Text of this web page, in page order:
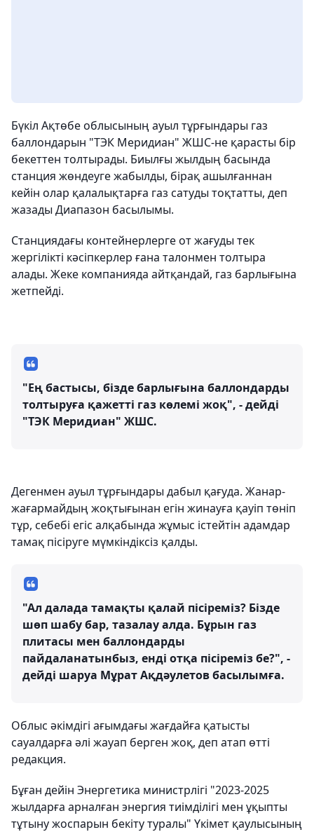
Бүкіл Ақтөбе облысының ауыл тұрғындары газ
баллондарын "ТЭК Меридиан" ЖШС-не қарасты бір
бекеттен толтырады. Биылғы жылдың басында
станция жөндеуге жабылды, бірақ ашылғаннан
кейін олар қалалықтарға газ сатуды тоқтатты, деп
жазады Диапазон басылымы.
Станциядағы контейнерлерге от жағуды тек
жергілікті кәсіпкерлер ғана талонмен толтыра
алады. Жеке компанияда айтқандай, газ барлығына
жетпейді.
"Ең бастысы, бізде барлығына баллондарды
толтыруға қажетті газ көлемі жоқ", - дейді
"ТЭК Меридиан" ЖШС.
Дегенмен ауыл тұрғындары дабыл қағуда. Жанар-
жағармайдың жоқтығынан егін жинауға қауіп төніп
тұр, себебі егіс алқабында жұмыс істейтін адамдар
тамақ пісіруге мүмкіндіксіз қалды.
"Ал далада тамақты қалай пісіреміз? Бізде
шөп шабу бар, тазалау алда. Бұрын газ
плитасы мен баллондарды
пайдаланатынбыз, енді отқа пісіреміз бе?", -
дейді шаруа Мұрат Ақдәулетов басылымға.
Облыс әкімдігі ағымдағы жағдайға қатысты
сауалдарға әлі жауап берген жоқ, деп атап өтті
редакция.
Бұған дейін Энергетика министрлігі "2023-2025
жылдарға арналған энергия тиімділігі мен ұқыпты
тұтыну жоспарын бекіту туралы" Үкімет қаулысының